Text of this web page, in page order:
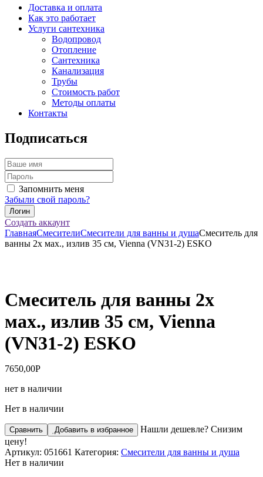
Доставка и оплата
Как это работает
Услуги сантехника
Водопровод
Отопление
Сантехника
Канализация
Трубы
Стоимость работ
Методы оплаты
Контакты
Подписаться
Запомнить меня
Забыли свой пароль?
Создать аккаунт
ГлавнаяСмесителиСмесители для ванны и душаСмеситель для
ванны 2х мах., излив 35 см, Vienna (VN31-2) ESKO
Смеситель для ванны 2х
мах., излив 35 см, Vienna
(VN31-2) ESKO
7650,00Р
нет в наличии
Нет в наличии
Сравнить Добавить в избранное
Нашли дешевле? Снизим
цену!
Артикул: 051661 Категория: Смесители для ванны и душа
Нет в наличии